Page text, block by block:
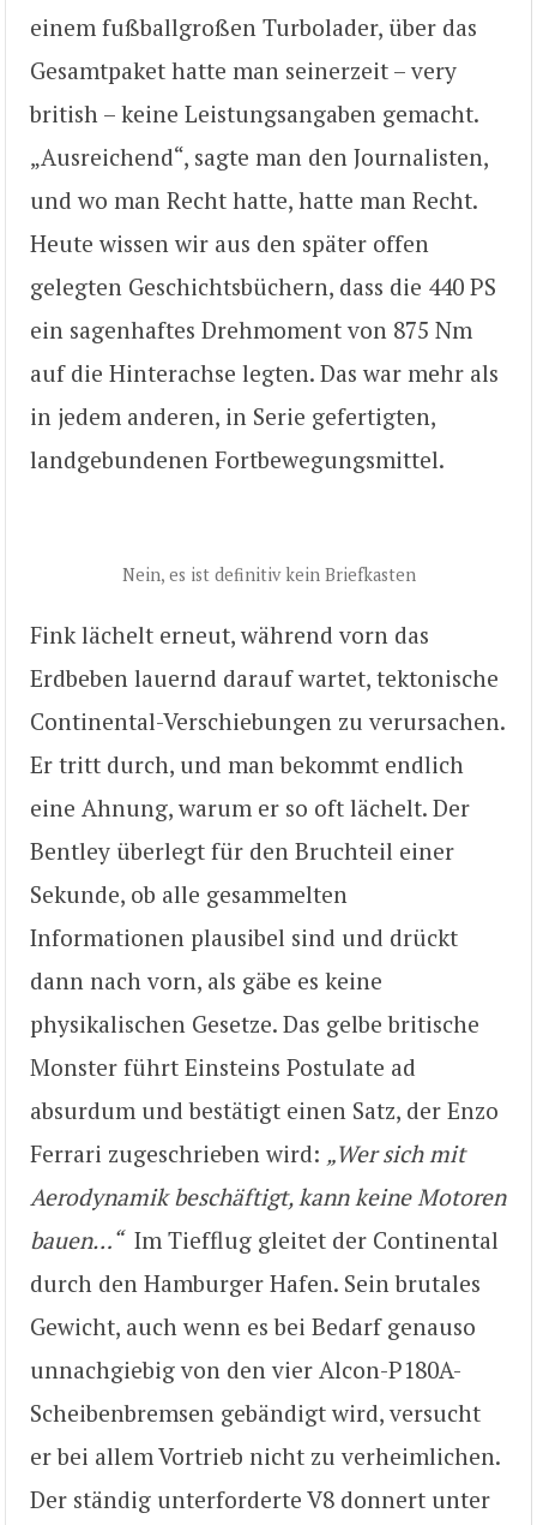
einem fußballgroßen Turbolader, über das
Gesamtpaket hatte man seinerzeit – very
british – keine Leistungsangaben gemacht.
„Ausreichend“, sagte man den Journalisten,
und wo man Recht hatte, hatte man Recht.
Heute wissen wir aus den später offen
gelegten Geschichtsbüchern, dass die 440 PS
ein sagenhaftes Drehmoment von 875 Nm
auf die Hinterachse legten. Das war mehr als
in jedem anderen, in Serie gefertigten,
landgebundenen Fortbewegungsmittel.
Nein, es ist definitiv kein Briefkasten
Fink lächelt erneut, während vorn das
Erdbeben lauernd darauf wartet, tektonische
Continental-Verschiebungen zu verursachen.
Er tritt durch, und man bekommt endlich
eine Ahnung, warum er so oft lächelt. Der
Bentley überlegt für den Bruchteil einer
Sekunde, ob alle gesammelten
Informationen plausibel sind und drückt
dann nach vorn, als gäbe es keine
physikalischen Gesetze. Das gelbe britische
Monster führt Einsteins Postulate ad
absurdum und bestätigt einen Satz, der Enzo
Ferrari zugeschrieben wird: „Wer sich mit
Aerodynamik beschäftigt, kann keine Motoren
bauen…“Im Tiefflug gleitet der Continental
durch den Hamburger Hafen. Sein brutales
Gewicht, auch wenn es bei Bedarf genauso
unnachgiebig von den vier Alcon-P180A-
Scheibenbremsen gebändigt wird, versucht
er bei allem Vortrieb nicht zu verheimlichen.
Der ständig unterforderte V8 donnert unter